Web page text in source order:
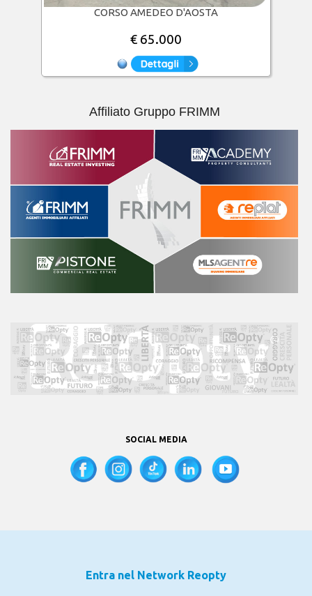
CORSO AMEDEO D'AOSTA
€ 65.000
Affiliato Gruppo FRIMM
SOCIAL MEDIA
Entra nel Network Reopty